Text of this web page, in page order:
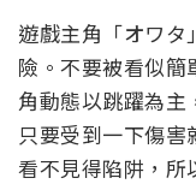
遊戲主角「オワタ
險。不要被看似簡
角動態以跳躍為主
只要受到一下傷
看不見得陷阱，所